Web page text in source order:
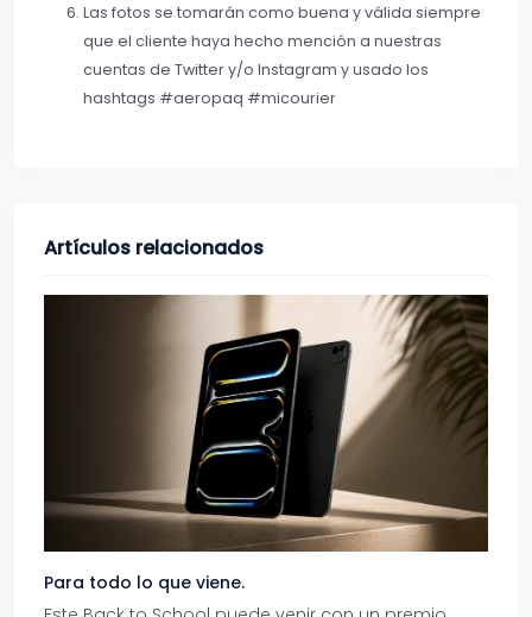
Las fotos se tomarán como buena y válida siempre
que el cliente haya hecho mención a nuestras
cuentas de Twitter y/o Instagram y usado los
hashtags #aeropaq #micourier
Artículos relacionados
Para todo lo que viene.